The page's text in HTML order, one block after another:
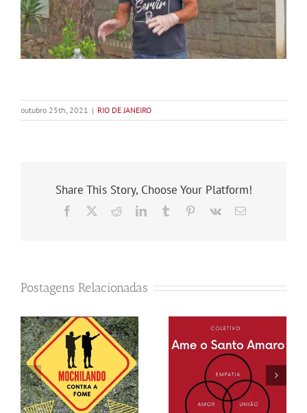
outubro 25th, 2021 | RIO DE JANEIRO
Share This Story, Choose Your Platform!
Facebook RedditLinkedInTumblr Pinterest
Vk
E-
Postagens Relacionadas
Coletivo Ame o
Santo Amaro
Cozinhas
solidárias do
MTST